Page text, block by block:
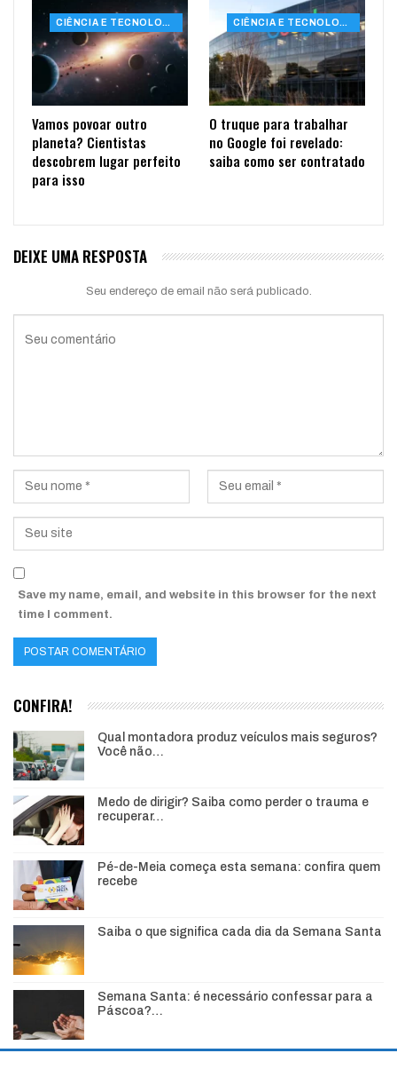
CIÊNCIA E TECNOLOGIA
Vamos povoar outro
planeta? Cientistas
descobrem lugar perfeito
para isso
CIÊNCIA E TECNOLOGIA
O truque para trabalhar
no Google foi revelado:
saiba como ser contratado
DEIXE UMA RESPOSTA
Seu endereço de email não será publicado.
Save my name, email, and website in this browser for the next
time I comment.
CONFIRA!
Qual montadora produz veículos mais seguros?
Você não…
Medo de dirigir? Saiba como perder o trauma e
recuperar…
Pé-de-Meia começa esta semana: confira quem
recebe
Saiba o que significa cada dia da Semana Santa
Semana Santa: é necessário confessar para a
Páscoa?…